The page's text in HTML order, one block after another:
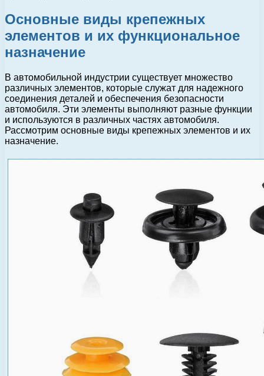
Основные виды крепежных
элементов и их функциональное
назначение
В автомобильной индустрии существует множество
различных элементов, которые служат для надежного
соединения деталей и обеспечения безопасности
автомобиля. Эти элементы выполняют разные функции
и используются в различных частях автомобиля.
Рассмотрим основные виды крепежных элементов и их
назначение.